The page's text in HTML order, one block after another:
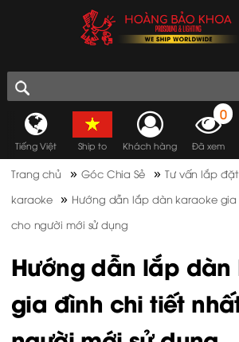
Tiếng Việt Ship to Khách hàng
0
Đã xem
Trang chủ »Góc Chia Sẻ » Tư vấn lắp
karaoke
» Hướng dẫn lắp dàn karaoke
cho người mới sử dụng
Hướng dẫn lắp
gia đình chi tiết